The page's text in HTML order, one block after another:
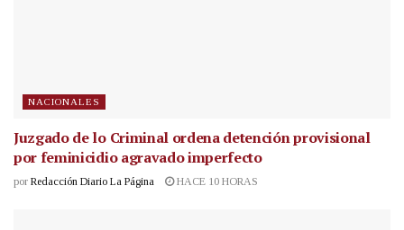
NACIONALES
Juzgado de lo Criminal ordena detención provisional
por feminicidio agravado imperfecto
por Redacción Diario La Página HACE 10 HORAS